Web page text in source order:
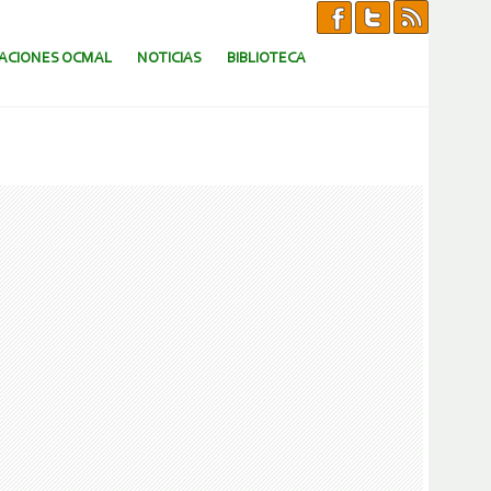
OCMAL NOTICIAS BIBLIOTECA